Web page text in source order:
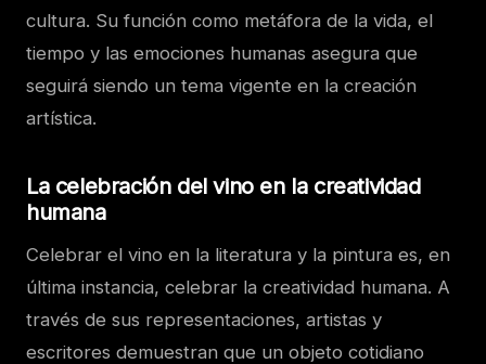
cultura. Su función como metáfora de la vida, el
tiempo y las emociones humanas asegura que
seguirá siendo un tema vigente en la creación
artística.
La celebración del vino en la creatividad
humana
Celebrar el vino en la literatura y la pintura es, en
última instancia, celebrar la creatividad humana. A
través de sus representaciones, artistas y
escritores demuestran que un objeto cotidiano